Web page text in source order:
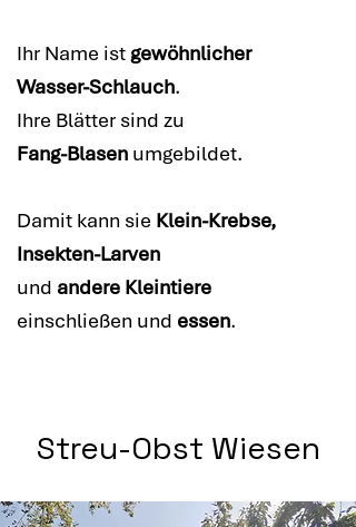
Ihr Name istgewöhnlicher
Wasser-Schlauch.
Ihre Blätter sind zu
Fang-Blasen umgebildet.
Damit kann sie Klein-Krebse,
Insekten-Larven
und andere Kleintiere
einschließen und essen.
Streu-Obst Wiesen